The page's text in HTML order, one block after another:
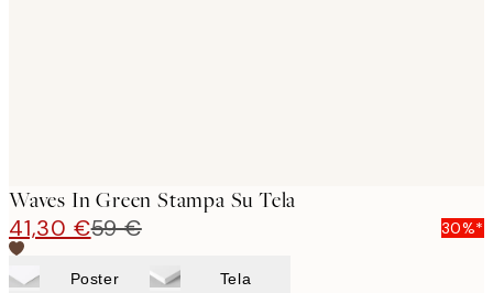
Waves In Green Stampa Su Tela
41,30 €59 € 30%*
Poster Tela